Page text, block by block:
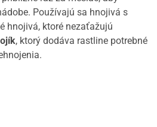
Používajú sa hnojivá s
hnojivá, ktoré nezaťažujú
, ktorý dodáva rastline potrebné